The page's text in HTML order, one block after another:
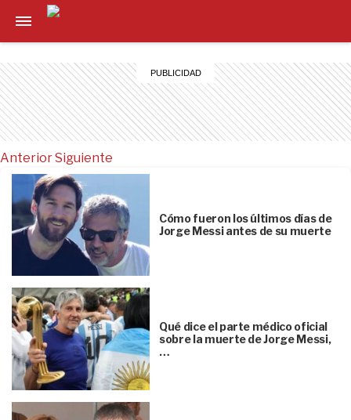
Anterior
Cómo fueron los últimos días de
Jorge Messi antes de su muerte
Qué dice el parte médico oficial
sobre la muerte de Jorge Messi,
…
Siguiente